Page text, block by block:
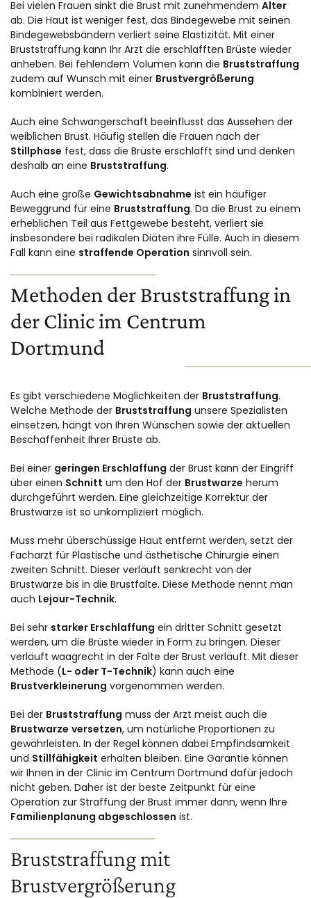
Bei vielen Frauen sinkt die Brust mit zunehmendem Alter
ab. Die Haut ist weniger fest, das Bindegewebe mit seinen
Bindegewebsbändern verliert seine Elastizität. Mit einer
Bruststraffung kann Ihr Arzt die erschlafften Brüste wieder
anheben. Bei fehlendem Volumen kann die Bruststraffung
zudem auf Wunsch mit einer Brustvergrößerung
kombiniert werden.
Auch eine Schwangerschaft beeinflusst das Aussehen der
weiblichen Brust. Häufig stellen die Frauen nach der
Stillphase fest, dass die Brüste erschlafft sind und denken
deshalb an eine Bruststraffung.
Auch eine große Gewichtsabnahme ist ein häufiger
Beweggrund für eine Bruststraffung. Da die Brust zu einem
erheblichen Teil aus Fettgewebe besteht, verliert sie
insbesondere bei radikalen Diäten ihre Fülle. Auch in diesem
Fall kann eine straffende Operation sinnvoll sein.
Methoden der Bruststraffung in
der Clinic im Centrum
Dortmund
Es gibt verschiedene Möglichkeiten der Bruststraffung.
Welche Methode der Bruststraffung unsere Spezialisten
einsetzen, hängt von Ihren Wünschen sowie der aktuellen
Beschaffenheit Ihrer Brüste ab.
Bei einer geringen Erschlaffung der Brust kann der Eingriff
über einen Schnitt um den Hof der Brustwarze herum
durchgeführt werden. Eine gleichzeitige Korrektur der
Brustwarze ist so unkompliziert möglich.
Muss mehr überschüssige Haut entfernt werden, setzt der
Facharzt für Plastische und ästhetische Chirurgie einen
zweiten Schnitt. Dieser verläuft senkrecht von der
Brustwarze bis in die Brustfalte. Diese Methode nennt man
auch Lejour-Technik.
Bei sehr starker Erschlaffung ein dritter Schnitt gesetzt
werden, um die Brüste wieder in Form zu bringen. Dieser
verläuft waagrecht in der Falte der Brust verläuft. Mit dieser
Methode (L- oder T-Technik) kann auch eine
Brustverkleinerung vorgenommen werden.
Bei der Bruststraffung muss der Arzt meist auch die
Brustwarze versetzen, um natürliche Proportionen zu
gewährleisten. In der Regel können dabei Empfindsamkeit
und Stillfähigkeit erhalten bleiben. Eine Garantie können
wir Ihnen in der Clinic im Centrum Dortmund dafür jedoch
nicht geben. Daher ist der beste Zeitpunkt für eine
Operation zur Straffung der Brust immer dann, wenn Ihre
Familienplanung abgeschlossen ist.
Bruststraffung mit
Brustvergrößerung